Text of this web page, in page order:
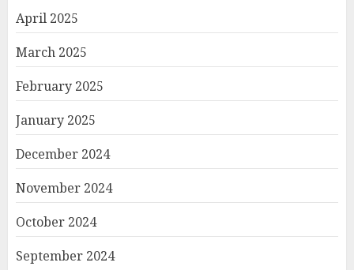
April 2025
March 2025
February 2025
January 2025
December 2024
November 2024
October 2024
September 2024